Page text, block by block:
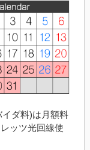
ダ料)は月額料
ッツ光回線使